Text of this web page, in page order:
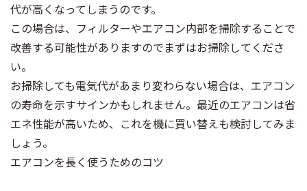
代が高くなってしまうのです。
この場合は、フィルターやエアコン内部を掃除することで
改善する可能性がありますのでまずはお掃除してくださ
い。
お掃除しても電気代があまり変わらない場合は、エアコン
の寿命を示すサインかもしれません。最近のエアコンは省
エネ性能が高いため、これを機に買い替えも検討してみま
しょう。
エアコンを長く使うためのコツ